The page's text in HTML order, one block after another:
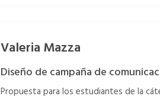
Valeria Mazza
Diseño de campaña de
Propuesta para los estudiantes de la